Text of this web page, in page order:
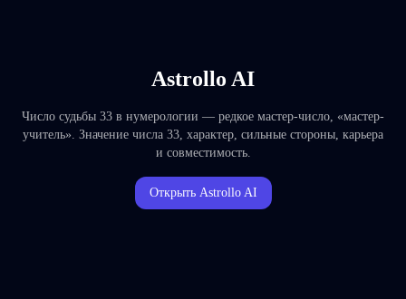
Astrollo AI
Число судьбы 33 в нумерологии — редкое мастер-число, «мастер-
учитель». Значение числа 33, характер, сильные стороны, карьера
и совместимость.
Открыть Astrollo AI